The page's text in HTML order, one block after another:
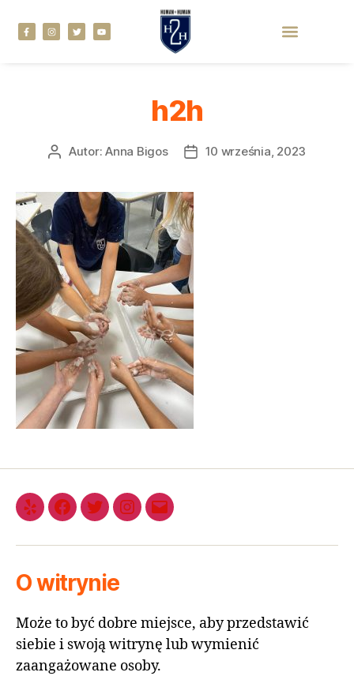
h2h
Autor:Anna Bigos 10 września, 2023
O witrynie
Może to być dobre miejsce, aby przedstawić
siebie i swoją witrynę lub wymienić
zaangażowane osoby.